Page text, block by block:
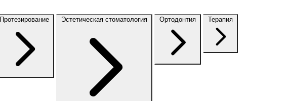
Протезирование Эстетическая стоматология Ортодонтия Терапия